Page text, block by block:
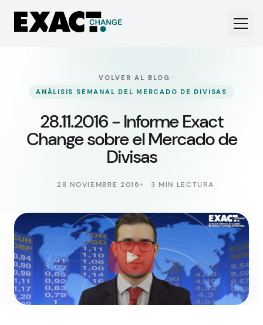
VOLVER AL BLOG ·
ANÁLISIS SEMANAL DEL MERCADO DE DIVISAS
28.11.2016 - Informe Exact
Change sobre el Mercado de
Divisas
28 NOVIEMBRE 2016 3 MIN LECTURA